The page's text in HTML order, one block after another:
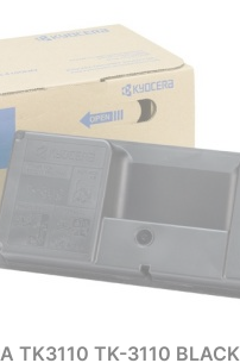
TK3110 TK-3110 BLACK